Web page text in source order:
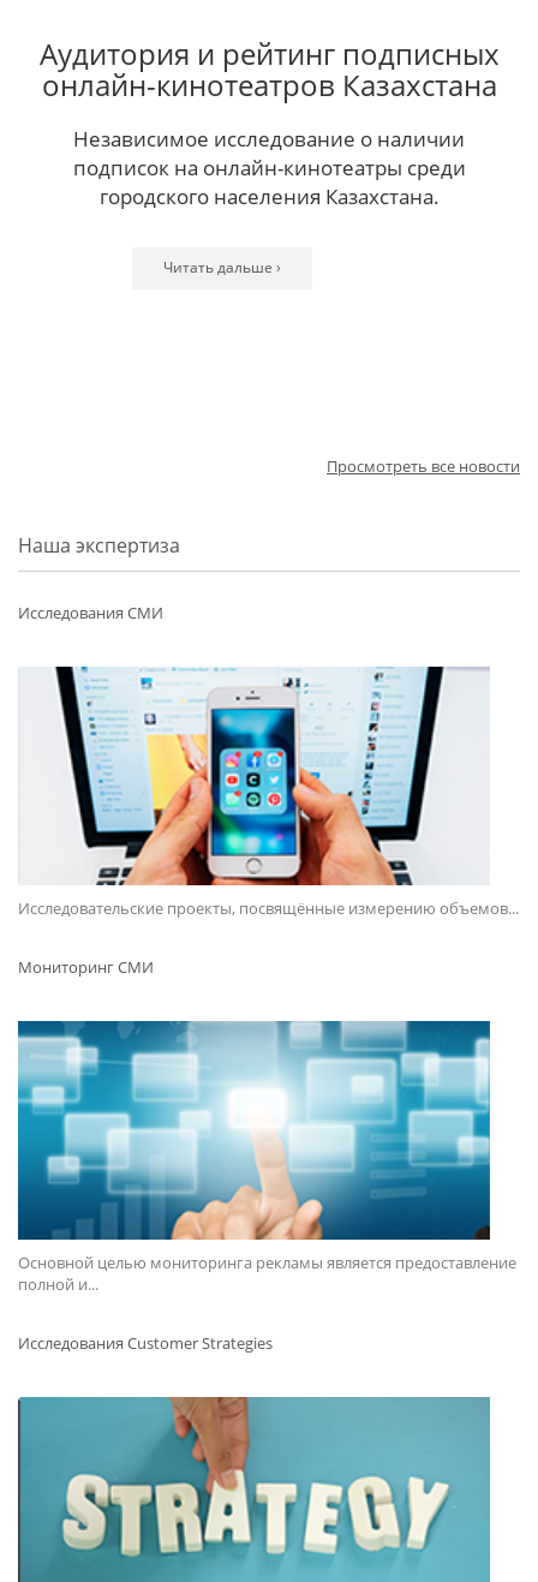
Аудитория и рейтинг подписных
онлайн-кинотеатров Казахстана
Независимое исследование о наличии
подписок на онлайн-кинотеатры среди
городского населения Казахстана.
Читать дальше ›
Читать дальше ›
Читать дальше ›
Читать дальше ›
Просмотреть все новости
Наша экспертиза
Исследования СМИ
Исследовательские проекты, посвящённые измерению объемов...
Мониторинг СМИ
Основной целью мониторинга рекламы является предоставление
полной и...
Исследования Customer Strategies